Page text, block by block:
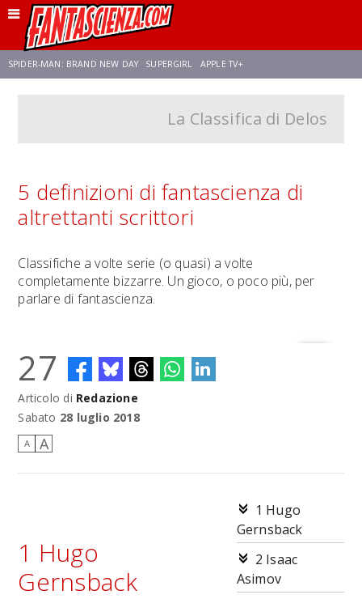
SPIDER-MAN: BRAND NEW DAY SUPERGIRL APPLE TV+
STAR TREK AVENGERS: DOOMSDAY
La Classifica di Delos
5 definizioni di fantascienza di
altrettanti scrittori
Classifiche a volte serie (o quasi) a volte
completamente bizzarre. Un gioco, o poco più, per
parlare di fantascienza.
27
Articolo di Redazione
Sabato 28 luglio 2018
A A
1 Hugo
Gernsback
2 Isaac
Asimov
1 Hugo
Gernsback